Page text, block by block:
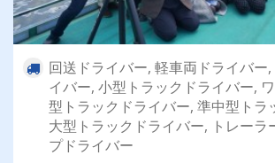
回送ドライバー, 軽車両ドライバー
イバー, 小型トラックドライバー,
型トラックドライバー, 準中型トラ
大型トラックドライバー, トレーラ
プドライバー